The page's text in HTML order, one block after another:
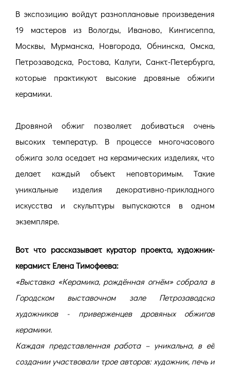
В экспозицию войдут разноплановые произведения
19 мастеров из Вологды, Иваново, Кингисеппа,
Москвы, Мурманска, Новгорода, Обнинска, Омска,
Петрозаводска, Ростова, Калуги, Санкт-Петербурга,
которые практикуют высокие дровяные обжиги
керамики.
Дровяной обжиг позволяет добиваться очень
высоких температур. В процессе многочасового
обжига зола оседает на керамических изделиях, что
делает каждый объект неповторимым. Такие
уникальные изделия декоративно-прикладного
искусства и скульптуры выпускаются в одном
экземпляре.
Вот что рассказывает куратор проекта, художник-
керамист Елена Тимофеева:
«Выставка «Керамика, рождённая огнём» собрала в
Городском выставочном зале Петрозаводска
художников - приверженцев дровяных обжигов
керамики.
Каждая представленная работа – уникальна, в её
создании участвовали трое авторов: художник, печь и